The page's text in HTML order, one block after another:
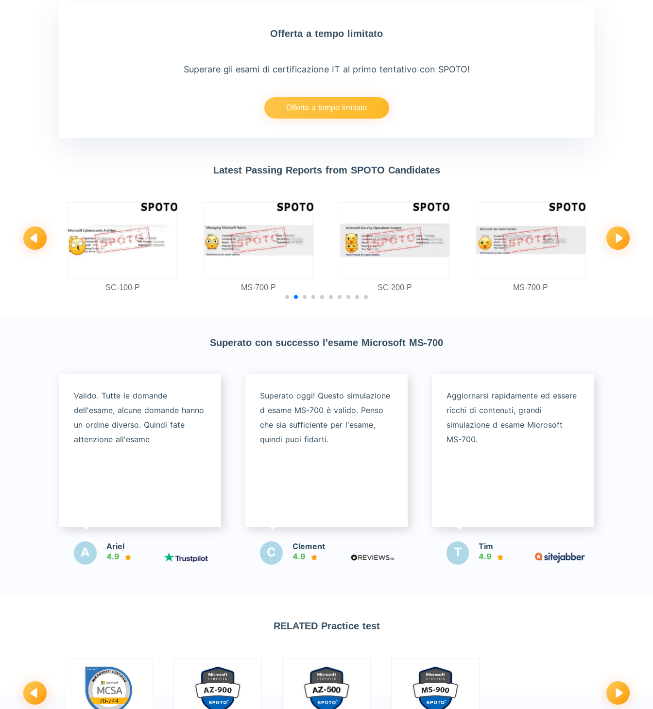
Offerta a tempo limitato
Superare gli esami di certificazione IT al primo tentativo con SPOTO!
Offerta a tempo limitato
Latest Passing Reports from SPOTO Candidates
SC-100-P MS-700-P SC-200-P MS-700-P
Superato con successo l'esame Microsoft MS-700
Valido. Tutte le domande
dell'esame, alcune domande hanno
un ordine diverso. Quindi fate
attenzione all'esame
A
Ariel
4.9
Superato oggi! Questo simulazione
d esame MS-700 è valido. Penso
che sia sufficiente per l'esame,
quindi puoi fidarti.
C
Clement
4.9
Aggiornarsi rapidamente ed essere
ricchi di contenuti, grandi
simulazione d esame Microsoft
MS-700.
T
Tim
4.9
RELATED Practice test